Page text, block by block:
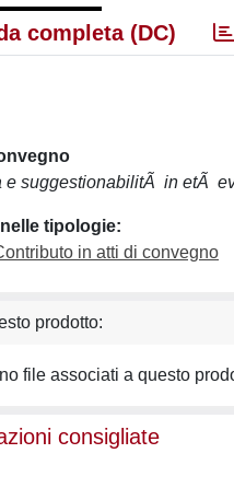
completa (DC)
e suggestionabilitÃ in etÃ
tipologie:
in atti di convegno
prodotto:
file associati a questo
consigliate